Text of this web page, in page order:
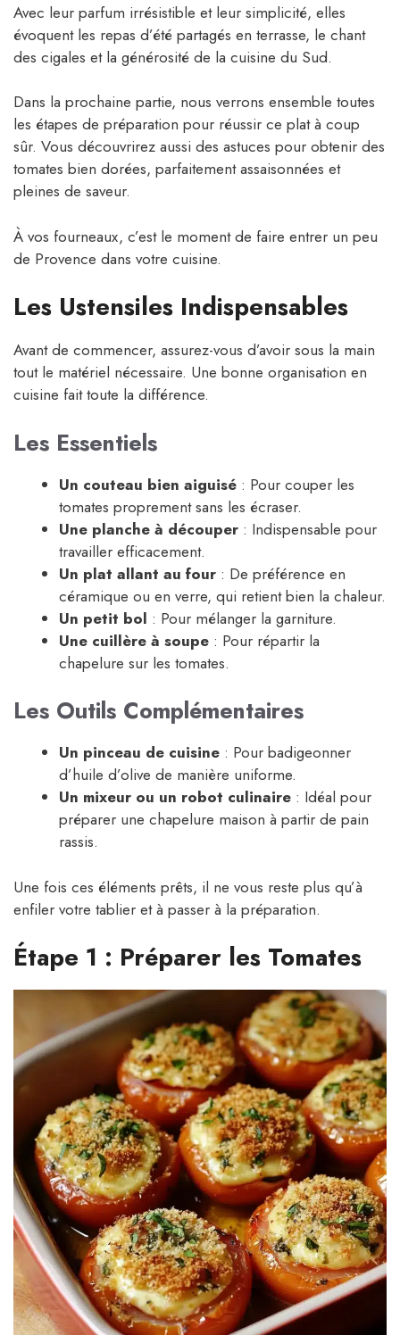
Avec leur parfum irrésistible et leur simplicité, elles
évoquent les repas d’été partagés en terrasse, le chant
des cigales et la générosité de la cuisine du Sud.
Dans la prochaine partie, nous verrons ensemble toutes
les étapes de préparation pour réussir ce plat à coup
sûr. Vous découvrirez aussi des astuces pour obtenir des
tomates bien dorées, parfaitement assaisonnées et
pleines de saveur.
À vos fourneaux, c’est le moment de faire entrer un peu
de Provence dans votre cuisine.
Les Ustensiles Indispensables
Avant de commencer, assurez-vous d’avoir sous la main
tout le matériel nécessaire. Une bonne organisation en
cuisine fait toute la différence.
Les Essentiels
Un couteau bien aiguisé : Pour couper les
tomates proprement sans les écraser.
Une planche à découper : Indispensable pour
travailler efficacement.
Un plat allant au four : De préférence en
céramique ou en verre, qui retient bien la chaleur.
Un petit bol : Pour mélanger la garniture.
Une cuillère à soupe : Pour répartir la
chapelure sur les tomates.
Les Outils Complémentaires
Un pinceau de cuisine : Pour badigeonner
d’huile d’olive de manière uniforme.
Un mixeur ou un robot culinaire : Idéal pour
préparer une chapelure maison à partir de pain
rassis.
Une fois ces éléments prêts, il ne vous reste plus qu’à
enfiler votre tablier et à passer à la préparation.
Étape 1 : Préparer les Tomates